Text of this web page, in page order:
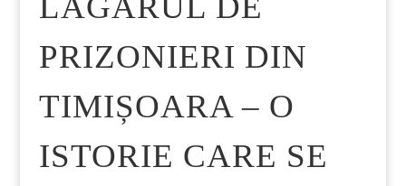
PRIZONIERI DIN
TIMIȘOARA – O
ISTORIE CARE SE